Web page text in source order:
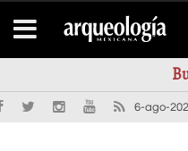
6-ago-